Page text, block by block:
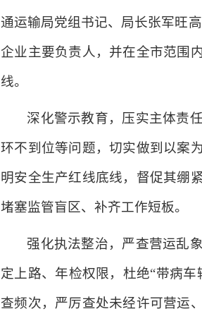
通运输局党组书记、局长张军旺
企业主要负责人，并在全市范围
线。
深化警示教育，压实主体责
环不到位等问题，切实做到以案
明安全生产红线底线，督促其绷
堵塞监管盲区、补齐工作短板。
强化执法整治，严查营运乱
定上路、年检权限，杜绝“带病
查频次，严厉查处未经许可营运